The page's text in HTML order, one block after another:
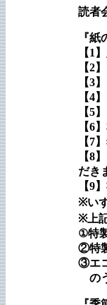
読者
『紙
【1
【2
【3
【4
【5
【6
【7
【8
だき
【9
※い
※上
①特
②特
③エ
の